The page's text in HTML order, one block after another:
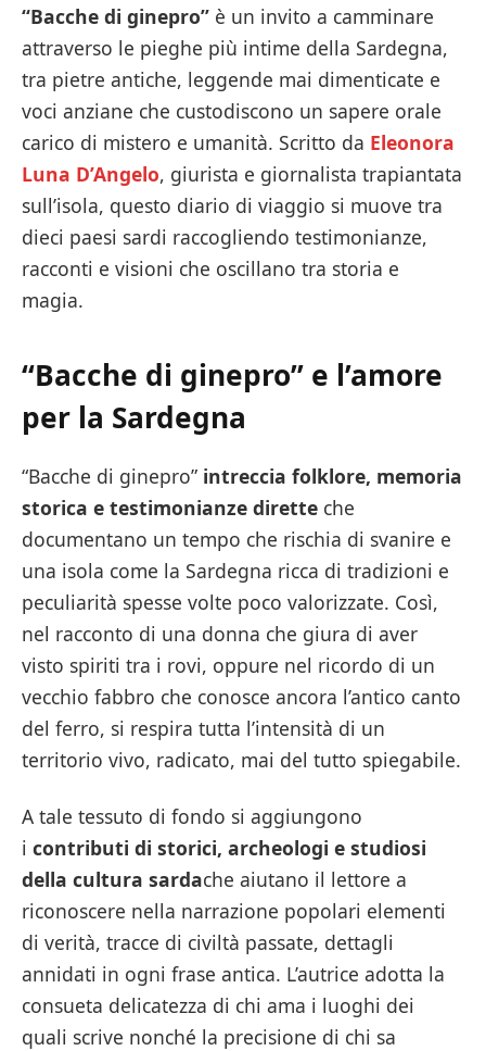
“Bacche di ginepro” è un invito a camminare
attraverso le pieghe più intime della Sardegna,
tra pietre antiche, leggende mai dimenticate e
voci anziane che custodiscono un sapere orale
carico di mistero e umanità. Scritto da Eleonora
Luna D’Angelo, giurista e giornalista trapiantata
sull’isola, questo diario di viaggio si muove tra
dieci paesi sardi raccogliendo testimonianze,
racconti e visioni che oscillano tra storia e
magia.
“Bacche di ginepro” e l’amore
per la Sardegna
“Bacche di ginepro” intreccia folklore, memoria
storica e testimonianze dirette che
documentano un tempo che rischia di svanire e
una isola come la Sardegna ricca di tradizioni e
peculiarità spesse volte poco valorizzate. Così,
nel racconto di una donna che giura di aver
visto spiriti tra i rovi, oppure nel ricordo di un
vecchio fabbro che conosce ancora l’antico canto
del ferro, si respira tutta l’intensità di un
territorio vivo, radicato, mai del tutto spiegabile.
A tale tessuto di fondo si aggiungono
i contributi di storici, archeologi e studiosi
della cultura sardache aiutano il lettore a
riconoscere nella narrazione popolari elementi
di verità, tracce di civiltà passate, dettagli
annidati in ogni frase antica. L’autrice adotta la
consueta delicatezza di chi ama i luoghi dei
quali scrive nonché la precisione di chi sa